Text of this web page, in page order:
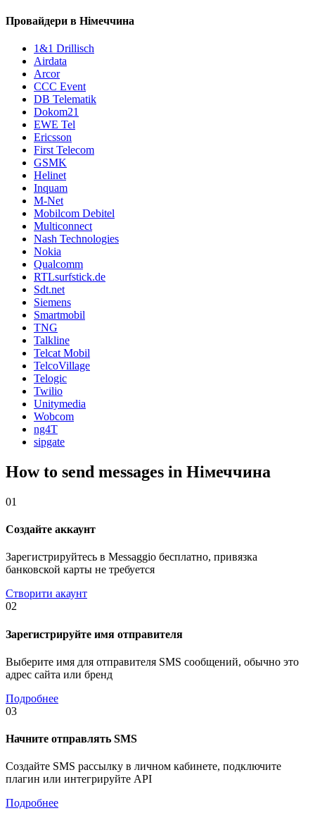
Провайдери в Німеччина
1&1 Drillisch
Airdata
Arcor
CCC Event
DB Telematik
Dokom21
EWE Tel
Ericsson
First Telecom
GSMK
Helinet
Inquam
M-Net
Mobilcom Debitel
Multiconnect
Nash Technologies
Nokia
Qualcomm
RTLsurfstick.de
Sdt.net
Siemens
Smartmobil
TNG
Talkline
Telcat Mobil
TelcoVillage
Telogic
Twilio
Unitymedia
Wobcom
ng4T
sipgate
How to send messages in Німеччина
01
Создайте аккаунт
Зарегистрируйтесь в Messaggio бесплатно, привязка
банковской карты не требуется
Створити акаунт
02
Зарегистрируйте имя отправителя
Выберите имя для отправителя SMS сообщений, обычно это
адрес сайта или бренд
Подробнее
03
Начните отправлять SMS
Создайте SMS рассылку в личном кабинете, подключите
плагин или интегрируйте API
Подробнее